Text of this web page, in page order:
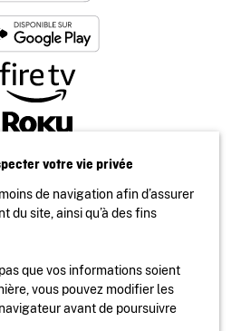
votre vie privée
de navigation afin d’assurer
du site, ainsi qu’à des fins
que vos informations soient
vous pouvez modifier les
avant de poursuivre